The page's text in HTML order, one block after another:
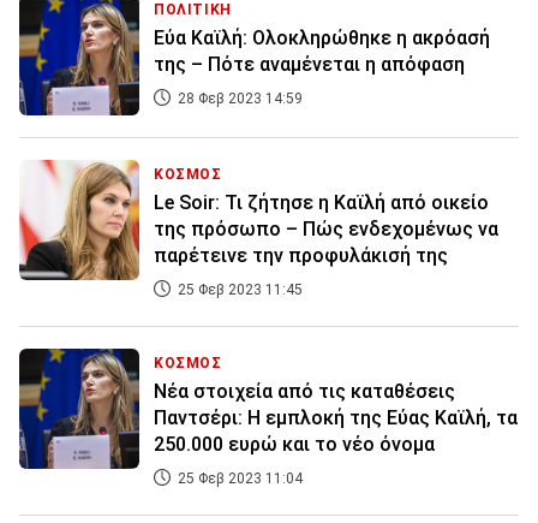
ΠΟΛΙΤΙΚΗ
Εύα Καϊλή: Ολοκληρώθηκε η ακρόασή
της – Πότε αναμένεται η απόφαση
28 Φεβ 2023 14:59
ΚΟΣΜΟΣ
Le Soir: Τι ζήτησε η Καϊλή από οικείο
της πρόσωπο – Πώς ενδεχομένως να
παρέτεινε την προφυλάκισή της
25 Φεβ 2023 11:45
ΚΟΣΜΟΣ
Νέα στοιχεία από τις καταθέσεις
Παντσέρι: Η εμπλοκή της Εύας Καϊλή, τα
250.000 ευρώ και το νέο όνομα
25 Φεβ 2023 11:04